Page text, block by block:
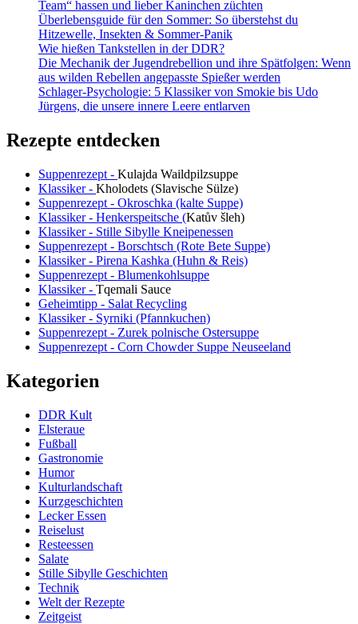
Team“ hassen und lieber Kaninchen züchten
Überlebensguide für den Sommer: So überstehst du
Hitzewelle, Insekten & Sommer-Panik
Wie hießen Tankstellen in der DDR?
Die Mechanik der Jugendrebellion und ihre Spätfolgen: Wenn
aus wilden Rebellen angepasste Spießer werden
Schlager-Psychologie: 5 Klassiker von Smokie bis Udo
Jürgens, die unsere innere Leere entlarven
Rezepte entdecken
Suppenrezept - Kulajda Waildpilzsuppe
Klassiker - Kholodets (Slavische Sülze)
Suppenrezept - Okroschka (kalte Suppe)
Klassiker - Henkerspeitsche (Katův šleh)
Klassiker - Stille Sibylle Kneipenessen
Suppenrezept - Borschtsch (Rote Bete Suppe)
Klassiker - Pirena Kashka (Huhn & Reis)
Suppenrezept - Blumenkohlsuppe
Klassiker - Tqemali Sauce
Geheimtipp - Salat Recycling
Klassiker - Syrniki (Pfannkuchen)
Suppenrezept - Zurek polnische Ostersuppe
Suppenrezept - Corn Chowder Suppe Neuseeland
Kategorien
DDR Kult
Elsteraue
Fußball
Gastronomie
Humor
Kulturlandschaft
Kurzgeschichten
Lecker Essen
Reiselust
Resteessen
Salate
Stille Sibylle Geschichten
Technik
Welt der Rezepte
Zeitgeist